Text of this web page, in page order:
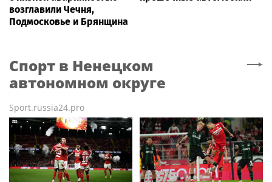
возглавили Чечня,
Подмосковье и Брянщина
Спорт в Ненецком
автономном округе
Sport.russia24.pro